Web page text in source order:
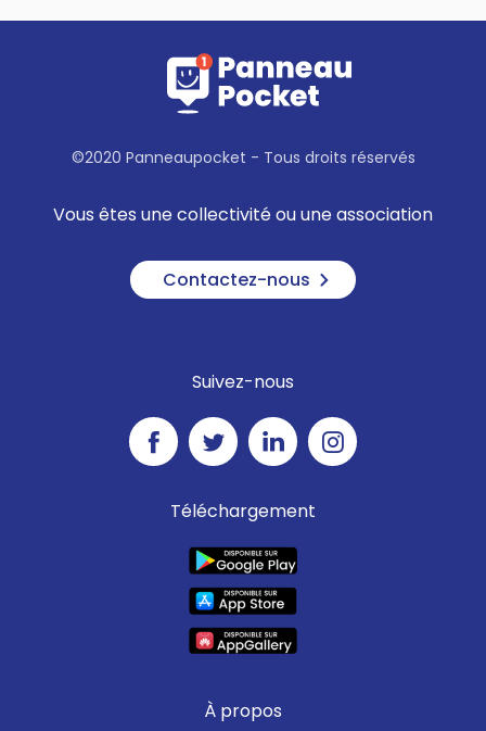
©2020 Panneaupocket - Tous droits réservés
Vous êtes une collectivité ou une association
Contactez-nous
Suivez-nous
Téléchargement
À propos